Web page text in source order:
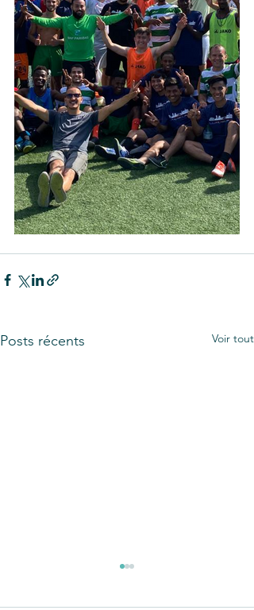
Posts récents Voir tout